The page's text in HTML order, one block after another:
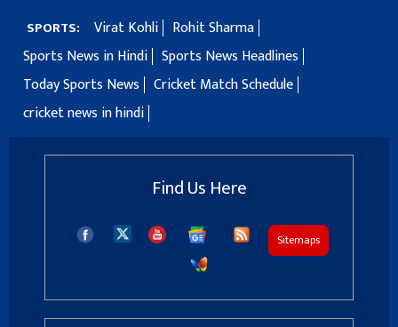
SPORTS: Virat Kohli
Rohit Sharma
Sports News in Hindi Sports News Headlines
Today Sports News
Cricket Match Schedule
cricket news in hindi
Find Us Here
Sitemaps